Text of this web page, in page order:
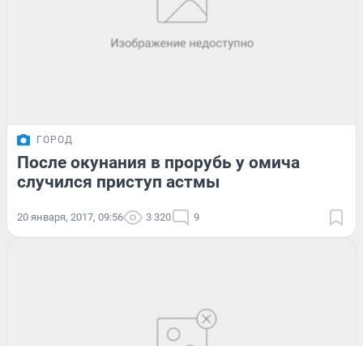
ГОРОД
После окунания в прорубь у омича
случился приступ астмы
20 января, 2017, 09:56 3 320 9